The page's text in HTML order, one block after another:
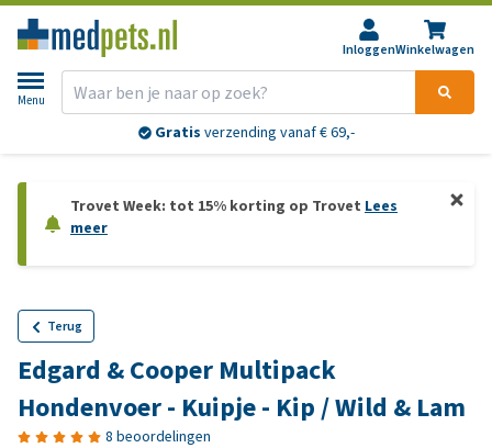
InloggenWinkelwagen
Menu
Gratis verzending vanaf € 69,-
Trovet Week: tot 15% korting op Trovet Lees
meer
Terug
Edgard & Cooper Multipack
Hondenvoer - Kuipje - Kip / Wild & Lam
8 beoordelingen